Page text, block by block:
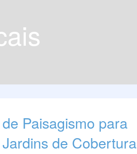
Paisagismo para
de Cobertura